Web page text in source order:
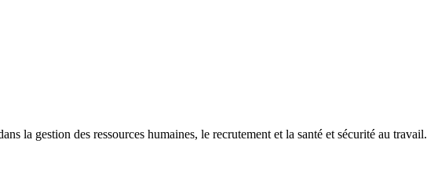
la gestion des ressources humaines, le recrutement et la santé et sécurité au travail.